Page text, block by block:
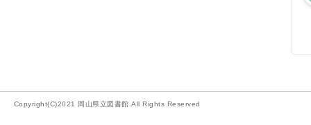
Copyright(C)2021 岡山県立図書館.All Rights Reserved